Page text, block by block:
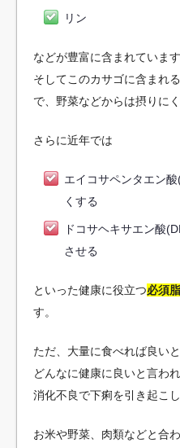
リン
などが豊富に含まれています
そしてこのカサゴに含まれ
で、野菜などからは摂りに
さらに近年では
エイコサペンタエン
くする
ドコサヘキサエン酸
させる
といった健康に役立つ必須
す。
ただ、大量に食べれば良い
どんなに健康に良いと言わ
消化不良で下痢を引き起こし
お米や野菜、肉類などと合